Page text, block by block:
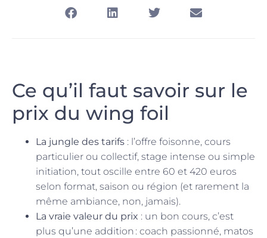
Ce qu’il faut savoir sur le
prix du wing foil
La jungle des tarifs : l’offre foisonne, cours
particulier ou collectif, stage intense ou simple
initiation, tout oscille entre 60 et 420 euros
selon format, saison ou région (et rarement la
même ambiance, non, jamais).
La vraie valeur du prix : un bon cours, c’est
plus qu’une addition : coach passionné, matos